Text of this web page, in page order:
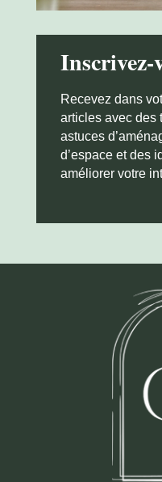
Inscrivez-
Recevez dans
articles avec des
astuces
d’espace et des
améliorer votre